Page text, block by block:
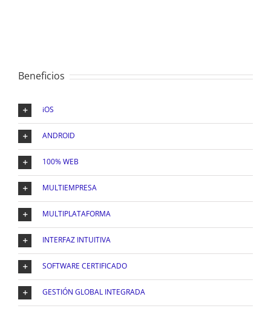
Beneficios
iOS
ANDROID
100% WEB
MULTIEMPRESA
MULTIPLATAFORMA
INTERFAZ INTUITIVA
SOFTWARE CERTIFICADO
GESTIÓN GLOBAL INTEGRADA